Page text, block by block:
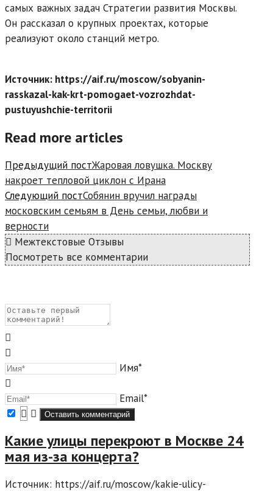
самых важных задач Стратегии развития Москвы.
Он рассказал о крупных проектах, которые
реализуют около станций метро.
Источник: https://aif.ru/moscow/sobyanin-
rasskazal-kak-krt-pomogaet-vozrozhdat-
pustuyushchie-territorii
Read more articles
Предыдущий постЖаровая ловушка. Москву
накроет тепловой циклон с Ирана
Следующий постСобянин вручил награды
московским семьям в День семьи, любви и
верности
Межтекстовые Отзывы
Посмотреть все комментарии
Имя*
Email*
Какие улицы перекроют в Москве 24
мая из-за концерта?
Источник: https://aif.ru/moscow/kakie-ulicy-